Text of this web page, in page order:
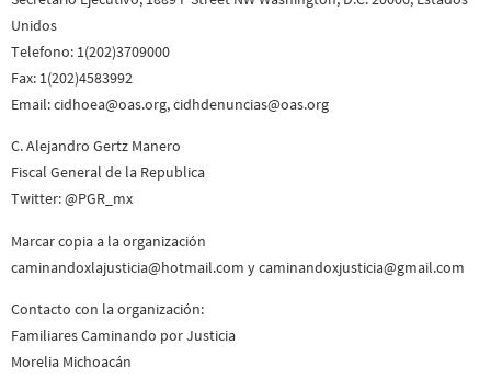
Unidos
Telefono: 1(202)3709000
Fax: 1(202)4583992
Email: cidhoea@oas.org, cidhdenuncias@oas.org
C. Alejandro Gertz Manero
Fiscal General de la Republica
Twitter: @PGR_mx
Marcar copia a la organización
caminandoxlajusticia@hotmail.com y caminandoxjusticia@gmail.com
Contacto con la organización:
Familiares Caminando por Justicia
Morelia Michoacán